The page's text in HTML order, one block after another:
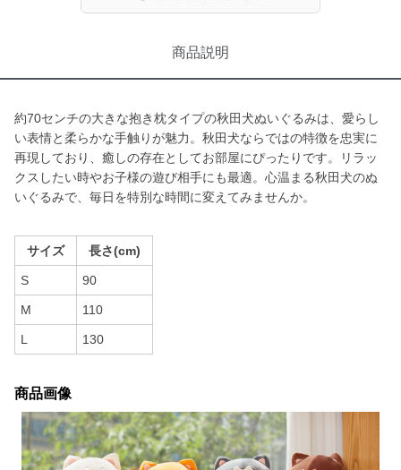
商品説明
約70センチの大きな抱き枕タイプの秋田犬ぬいぐるみは、愛らし
い表情と柔らかな手触りが魅力。秋田犬ならではの特徴を忠実に
再現しており、癒しの存在としてお部屋にぴったりです。リラッ
クスしたい時やお子様の遊び相手にも最適。心温まる秋田犬のぬ
いぐるみで、毎日を特別な時間に変えてみませんか。
サイズ 長さ(cm)
S 90
M 110
L 130
商品画像